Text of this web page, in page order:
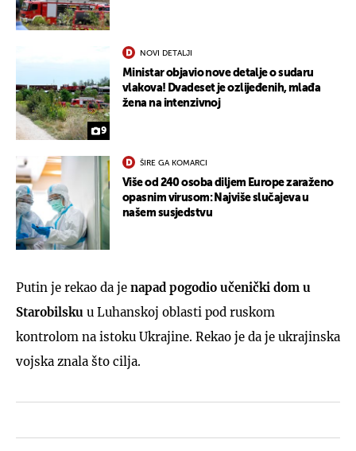
9
NOVI DETALJI
Ministar objavio nove detalje o sudaru
vlakova! Dvadeset je ozlijeđenih, mlađa
žena na intenzivnoj
ŠIRE GA KOMARCI
Više od 240 osoba diljem Europe zaraženo
opasnim virusom: Najviše slučajeva u
našem susjedstvu
Putin je rekao da je napad pogodio učenički dom u
Starobilsku u Luhanskoj oblasti pod ruskom
kontrolom na istoku Ukrajine. Rekao je da je ukrajinska
vojska znala što cilja.